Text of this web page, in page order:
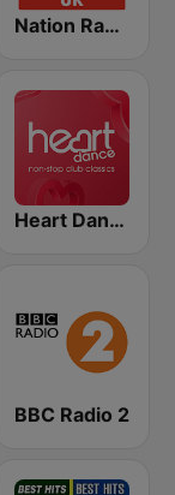
Nation Radio 80s
Heart Dance
BBC Radio 2